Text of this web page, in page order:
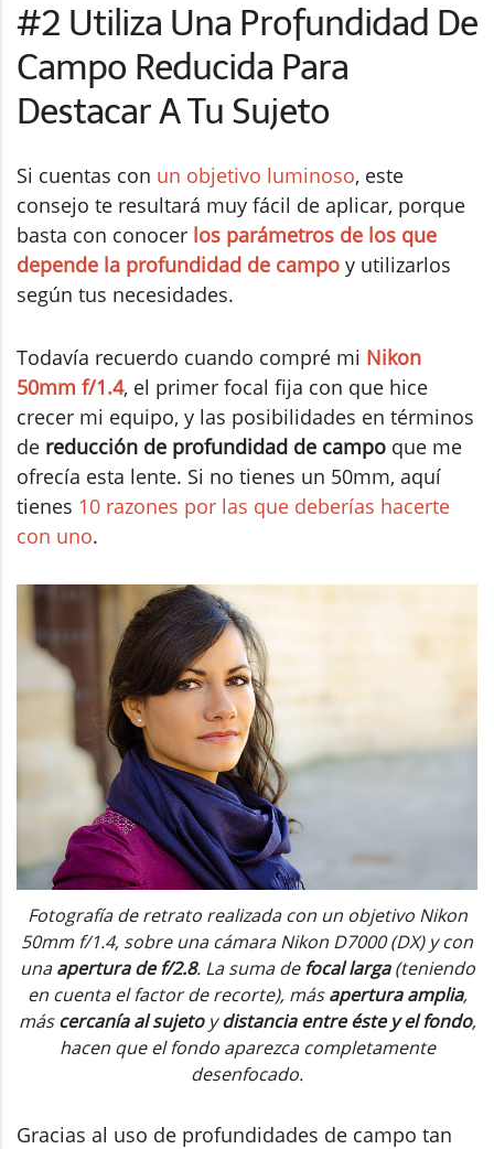
#2 Utiliza Una Profundidad De
Campo Reducida Para
Destacar A Tu Sujeto
Si cuentas con un objetivo luminoso, este
consejo te resultará muy fácil de aplicar, porque
basta con conocer los parámetros de los que
depende la profundidad de campo y utilizarlos
según tus necesidades.
Todavía recuerdo cuando compré mi Nikon
50mm f/1.4, el primer focal fija con que hice
crecer mi equipo, y las posibilidades en términos
de reducción de profundidad de campo que me
ofrecía esta lente. Si no tienes un 50mm, aquí
tienes 10 razones por las que deberías hacerte
con uno.
Fotografía de retrato realizada con un objetivo Nikon
50mm f/1.4, sobre una cámara Nikon D7000 (DX) y con
unaapertura de f/2.8. La suma defocal larga(teniendo
en cuenta el factor de recorte), másapertura amplia,
máscercanía al sujetoydistancia entre éste y el fondo,
hacen que el fondo aparezca completamente
desenfocado.
Gracias al uso de profundidades de campo tan